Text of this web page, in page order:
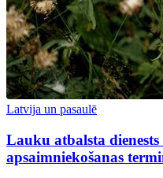
Latvija un pasaulē
Lauku atbalsta
apsaimniekošanas